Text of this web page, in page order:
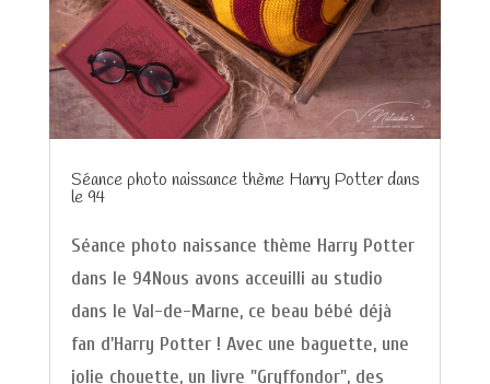
Séance photo naissance thème Harry Potter dans
le 94
Séance photo naissance thème Harry Potter
dans le 94Nous avons acceuilli au studio
dans le Val-de-Marne, ce beau bébé déjà
fan d'Harry Potter ! Avec une baguette, une
jolie chouette, un livre "Gryffondor", des